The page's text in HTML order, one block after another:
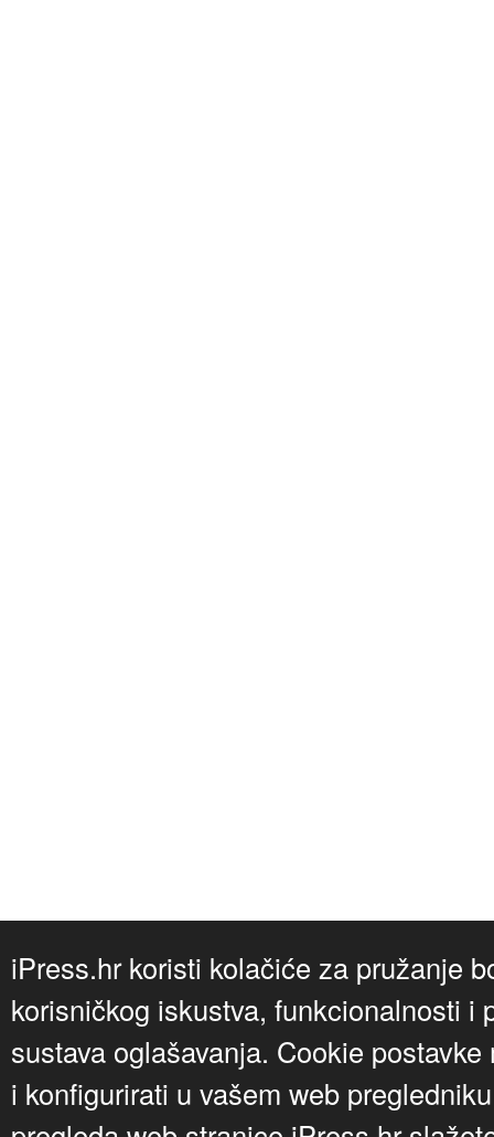
iPress.hr koristi kolačiće za pružanje
korisničkog iskustva, funkcionalnosti i
sustava oglašavanja. Cookie
i konfigurirati u vašem web